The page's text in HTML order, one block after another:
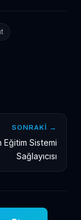
SONRAKI →
Eğitim Sistemi
Sağlayıcısı